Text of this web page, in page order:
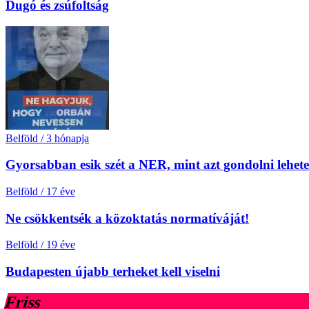
Dugó és zsúfoltság
Belföld / 3 hónapja
Gyorsabban esik szét a NER, mint azt gondolni
Belföld / 17 éve
Ne csökkentsék a közoktatás normatíváját!
Belföld / 19 éve
Budapesten újabb terheket kell viselni
Friss